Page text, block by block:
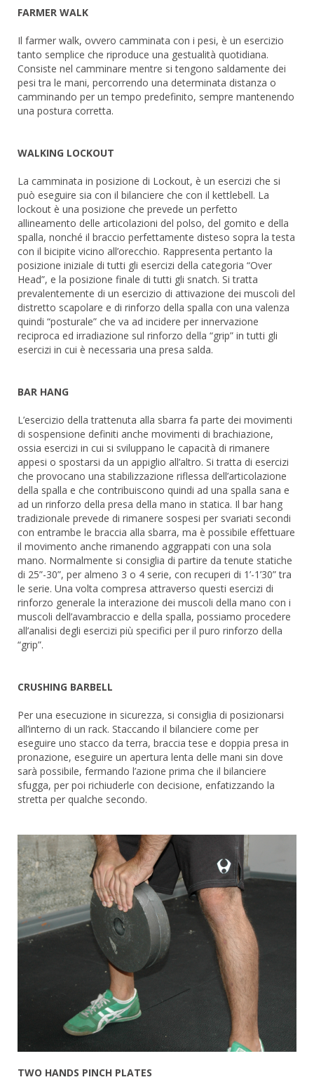
FARMER WALK
Il farmer walk, ovvero camminata con i pesi, è un esercizio
tanto semplice che riproduce una gestualità quotidiana.
Consiste nel camminare mentre si tengono saldamente dei
pesi tra le mani, percorrendo una determinata distanza o
camminando per un tempo predefinito, sempre mantenendo
una postura corretta.
WALKING LOCKOUT
La camminata in posizione di Lockout, è un esercizi che si
può eseguire sia con il bilanciere che con il kettlebell. La
lockout è una posizione che prevede un perfetto
allineamento delle articolazioni del polso, del gomito e della
spalla, nonché il braccio perfettamente disteso sopra la testa
con il bicipite vicino all’orecchio. Rappresenta pertanto la
posizione iniziale di tutti gli esercizi della categoria “Over
Head”, e la posizione finale di tutti gli snatch. Si tratta
prevalentemente di un esercizio di attivazione dei muscoli del
distretto scapolare e di rinforzo della spalla con una valenza
quindi “posturale” che va ad incidere per innervazione
reciproca ed irradiazione sul rinforzo della “grip” in tutti gli
esercizi in cui è necessaria una presa salda.
BAR HANG
L’esercizio della trattenuta alla sbarra fa parte dei movimenti
di sospensione definiti anche movimenti di brachiazione,
ossia esercizi in cui si sviluppano le capacità di rimanere
appesi o spostarsi da un appiglio all’altro. Si tratta di esercizi
che provocano una stabilizzazione riflessa dell’articolazione
della spalla e che contribuiscono quindi ad una spalla sana e
ad un rinforzo della presa della mano in statica. Il bar hang
tradizionale prevede di rimanere sospesi per svariati secondi
con entrambe le braccia alla sbarra, ma è possibile effettuare
il movimento anche rimanendo aggrappati con una sola
mano. Normalmente si consiglia di partire da tenute statiche
di 25”-30”, per almeno 3 o 4 serie, con recuperi di 1’-1’30” tra
le serie. Una volta compresa attraverso questi esercizi di
rinforzo generale la interazione dei muscoli della mano con i
muscoli dell’avambraccio e della spalla, possiamo procedere
all’analisi degli esercizi più specifici per il puro rinforzo della
“grip”.
CRUSHING BARBELL
Per una esecuzione in sicurezza, si consiglia di posizionarsi
all’interno di un rack. Staccando il bilanciere come per
eseguire uno stacco da terra, braccia tese e doppia presa in
pronazione, eseguire un apertura lenta delle mani sin dove
sarà possibile, fermando l’azione prima che il bilanciere
sfugga, per poi richiuderle con decisione, enfatizzando la
stretta per qualche secondo.
TWO HANDS PINCH PLATES